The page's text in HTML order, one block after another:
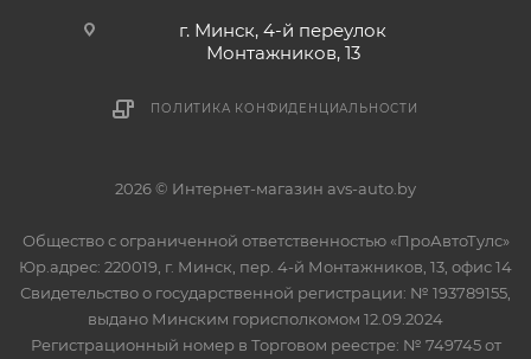
г. Минск, 4-й переулок
Монтажников, 13
ПОЛИТИКА КОНФИДЕНЦИАЛЬНОСТИ
2026 © Интернет-магазин avs-auto.by
Общество с ограниченной ответственностью «ПроАвтоТулс»
Юр.адрес: 220019, г. Минск, пер. 4-й Монтажников, 13, офис 14
Свидетельство о государственной регистрации: № 193789155,
выдано Минским горисполкомом 12.09.2024
Регистрационный номер в Торговом реестре: № 749745 от